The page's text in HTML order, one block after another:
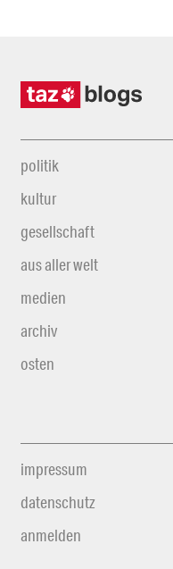
politik
kultur
gesellschaft
aus aller welt
medien
archiv
osten
impressum
datenschutz
anmelden